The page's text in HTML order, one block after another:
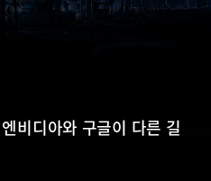
비디아와 구글이 다른 길